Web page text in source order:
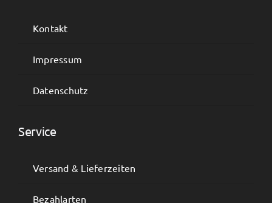
Kontakt
Impressum
Datenschutz
Service
Versand & Lieferzeiten
Bezahlarten